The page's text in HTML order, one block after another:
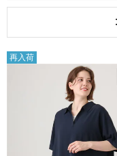
再入荷